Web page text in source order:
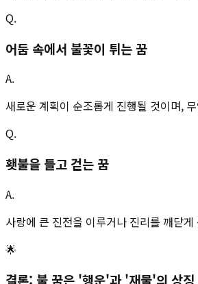
Q.
어둠 속에서 불꽃이 튀는 꿈
A.
새로운 계획이 순조롭게 진행될 것이며,
Q.
횃불을 들고 걷는 꿈
A.
사랑에 큰 진전을 이루거나 진리를 깨닫
🌟
결론: 불 꿈은 '행운'과 '재물'의 상징